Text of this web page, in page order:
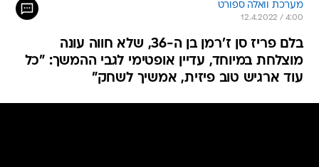
מערכת וואלה ספורט
12.4.2022 / 4:00
בלם פריז סן ז'רמן בן ה-36, שלא חווה עונה
מוצלחת במיוחד, עדיין אופטימי לגבי ההמשך: "כל
עוד ארגיש טוב פיזית, אמשיך לשחק"